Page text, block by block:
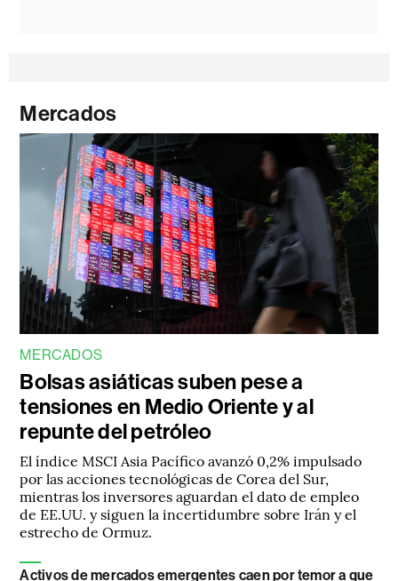
Mercados
MERCADOS
Bolsas asiáticas suben pese a
tensiones en Medio Oriente y al
repunte del petróleo
El índice MSCI Asia Pacífico avanzó 0,2% impulsado
por las acciones tecnológicas de Corea del Sur,
mientras los inversores aguardan el dato de empleo
de EE.UU. y siguen la incertidumbre sobre Irán y el
estrecho de Ormuz.
Activos de mercados emergentes caen por temor a que